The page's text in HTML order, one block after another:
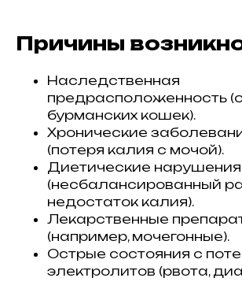
Причины
Наследственная
предрасположенность
бурманских кошек).
Хронические
(потеря калия с мочой).
Диетические нарушения
(несбалансированный
недостаток калия).
Лекарственные
(например, мочегонные).
Острые состояния с
электролитов (рвота,